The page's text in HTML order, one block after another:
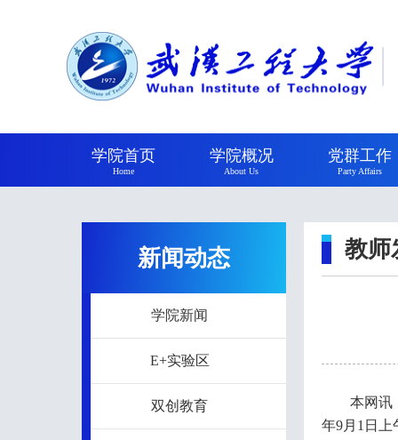
学院首页
Home
学院概况
About Us
党群工作
Party Affairs
新闻动态
学院新闻
E+实验区
双创教育
教师
本网讯
年9月1日上